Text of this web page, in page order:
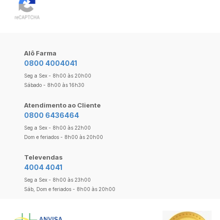
Alô Farma
0800 4004041
Seg a Sex - 8h00 às 20h00
Sábado - 8h00 às 16h30
Atendimento ao Cliente
0800 6436464
Seg a Sex - 8h00 às 22h00
Dom e feriados - 8h00 às 20h00
Televendas
4004 4041
Seg a Sex - 8h00 às 23h00
Sáb, Dom e feriados - 8h00 às 20h00